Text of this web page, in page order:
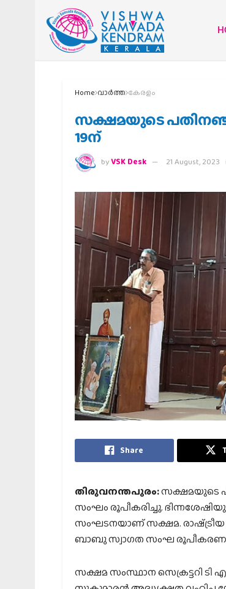
Home വാര്‍ത്ത കേരളം
സക്ഷമയുടെ
19ന്
byVSK Desk 21 August, 2023
Share
തിരുവനന്തപുരം:സക്ഷമയുടെ
സംഘം രൂപീകരിച്ചു.
സംഘടനയാണ് സക്ഷമ.
ബാബു സ്വാഗത സംഘ രൂപീകരണ
സക്ഷമ സംസ്ഥാന സെക്രട്ടറി